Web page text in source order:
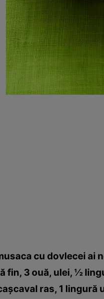
cu dovlecei
fin, 3 ouă, ulei, ½
ras, 1 lingură